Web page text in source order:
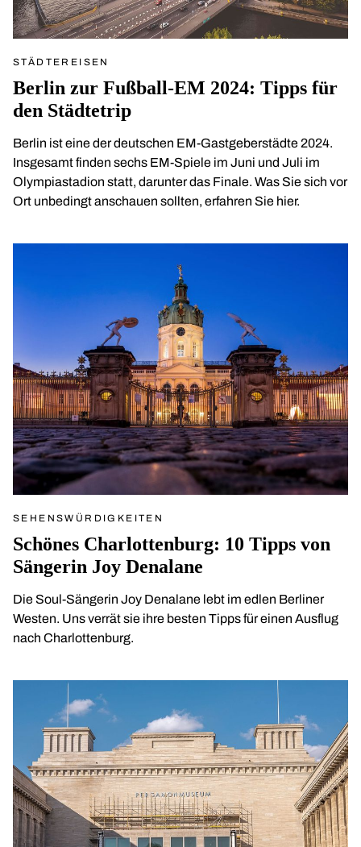
STÄDTEREISEN
Berlin zur Fußball-EM 2024: Tipps für
den Städtetrip
Berlin ist eine der deutschen EM-Gastgeberstädte 2024.
Insgesamt finden sechs EM-Spiele im Juni und Juli im
Olympiastadion statt, darunter das Finale. Was Sie sich vor
Ort unbedingt anschauen sollten, erfahren Sie hier.
SEHENSWÜRDIGKEITEN
Schönes Charlottenburg: 10 Tipps von
Sängerin Joy Denalane
Die Soul-Sängerin Joy Denalane lebt im edlen Berliner
Westen. Uns verrät sie ihre besten Tipps für einen Ausflug
nach Charlottenburg.